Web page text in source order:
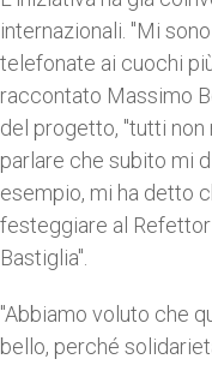
internazionali. "Mi
telefonate ai cuochi
raccontato Massimo
del progetto, "tutti
parlare che subito mi
esempio, mi ha detto
festeggiare al
Bastiglia".
"Abbiamo voluto che
bello, perché